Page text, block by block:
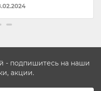
- подпишитесь на наши
акции.